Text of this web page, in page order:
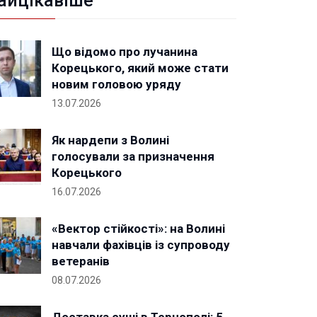
Що відомо про лучанина
Корецького, який може стати
новим головою уряду
13.07.2026
Як нардепи з Волині
голосували за призначення
Корецького
16.07.2026
«Вектор стійкості»: на Волині
навчали фахівців із супроводу
ветеранів
08.07.2026